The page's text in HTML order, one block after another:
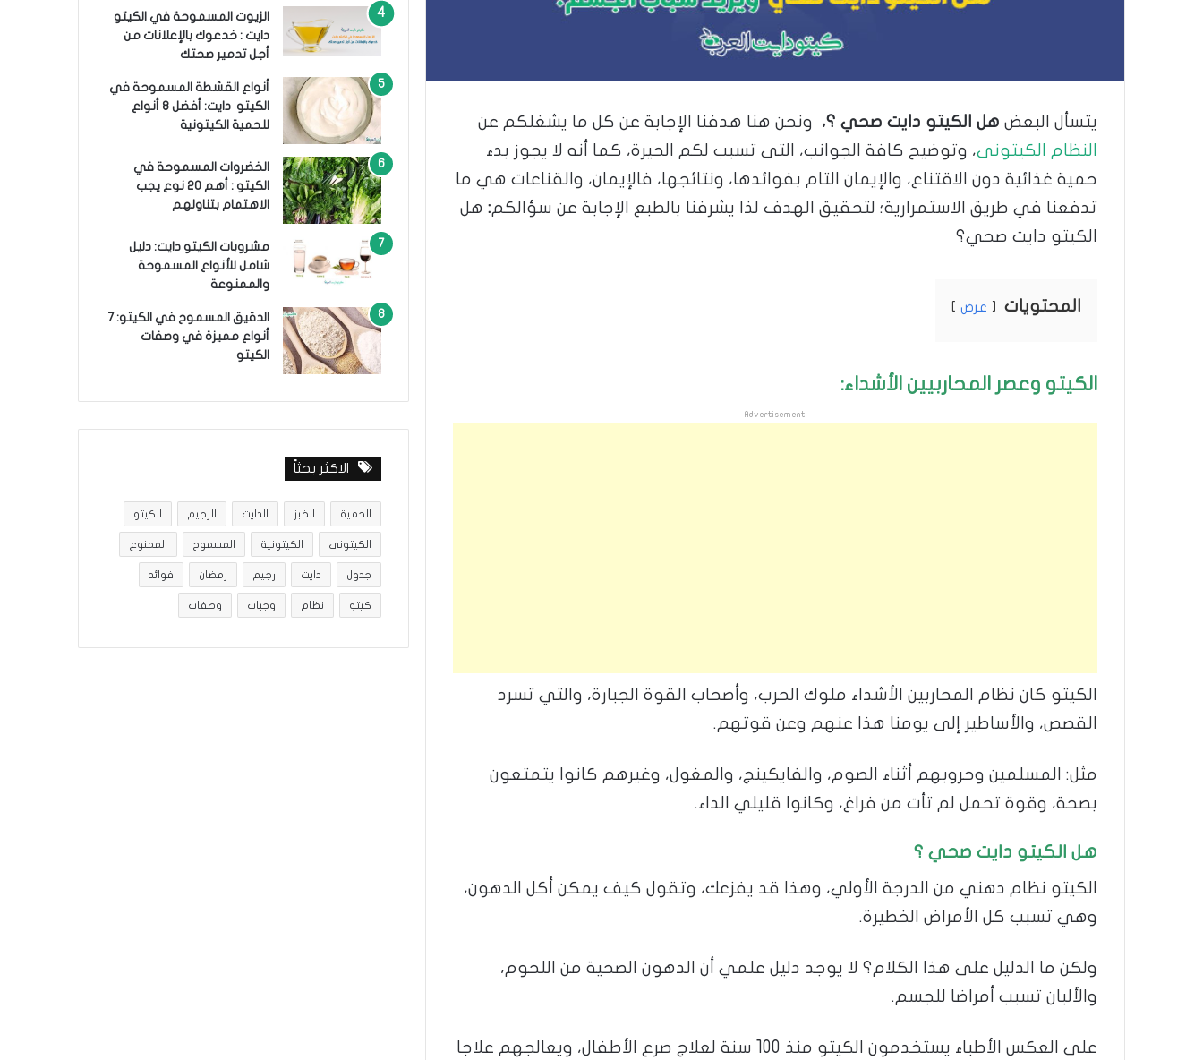
يتسأل البعض هل الكيتو دايت صحي ؟،
ونحن هنا هدفنا الإجابة عن كل ما يشغلكم عن
النظام الكيتونى، وتوضيح كافة الجوانب، التى تسبب لكم الحيرة، كما أنه لا يجوز بدء
حمية غذائية دون الاقتناع، والإيمان التام بفوائدها، ونتائجها، فالإيمان، والقناعات هي ما
تدفعنا في طريق الاستمرارية؛ لتحقيق الهدف لذا يشرفنا بالطبع الإجابة عن سؤالكم: هل
الكيتو دايت صحي؟
المحتويات عرض
الكيتو وعصر المحاربيين الأشداء:
Advertisement
الكيتو كان نظام المحاربين الأشداء ملوك الحرب، وأصحاب القوة الجبارة، والتي تسرد
القصص، والأساطير إلى يومنا هذا عنهم وعن قوتهم.
مثل: المسلمين وحروبهم أثناء الصوم، والفايكينج، والمغول، وغيرهم كانوا يتمتعون
بصحة، وقوة تحمل لم تأت من فراغ، وكانوا قليلي الداء.
هل الكيتو دايت صحي ؟
الكيتو نظام دهني من الدرجة الأولي، وهذا قد يفزعك، وتقول كيف يمكن أكل الدهون،
وهي تسبب كل الأمراض الخطيرة.
ولكن ما الدليل على هذا الكلام؟ لا يوجد دليل علمي أن الدهون الصحية من اللحوم،
والألبان تسبب أمراضا للجسم.
على العكس الأطباء يستخدمون الكيتو منذ 100 سنة لعلاج صرع الأطفال، ويعالجهم علاجا
الزيوت المسموحة في الكيتو
دايت : خدعوك بالإعلانات من
أجل تدمير صحتك
أنواع القشطة المسموحة في
الكيتو دايت: أفضل 8 أنواع
للحمية الكيتونية
الخضروات المسموحة في
الكيتو : أهم 20 نوع يجب
الاهتمام بتناولهم
مشروبات الكيتو دايت: دليل
شامل للأنواع المسموحة
والممنوعة
الدقيق المسموح في الكيتو: 7
أنواع مميزة في وصفات
الكيتو
الاكثر بحثاً
الحمية الخبز الدايت الرجيم الكيتو
الكيتوني الكيتونية المسموح الممنوع
جدول دايت رجيم رمضان فوائد
كيتو نظام وجبات وصفات